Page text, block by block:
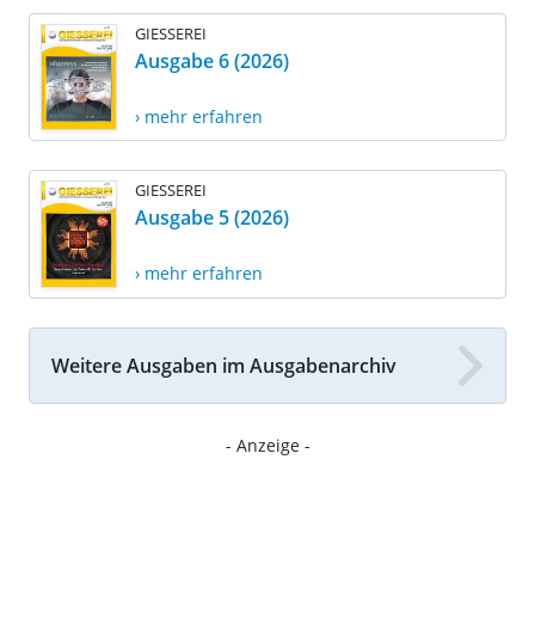
GIESSEREI
Ausgabe 6 (2026)
› mehr erfahren
GIESSEREI
Ausgabe 5 (2026)
› mehr erfahren
Weitere Ausgaben im Ausgabenarchiv
- Anzeige -